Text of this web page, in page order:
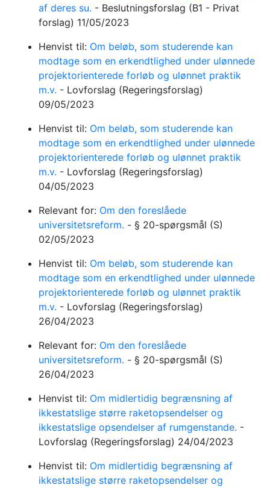
af deres su. - Beslutningsforslag (B1 - Privat
forslag) 11/05/2023
Henvist til: Om beløb, som studerende kan
modtage som en erkendtlighed under ulønnede
projektorienterede forløb og ulønnet praktik
m.v. - Lovforslag (Regeringsforslag)
09/05/2023
Henvist til: Om beløb, som studerende kan
modtage som en erkendtlighed under ulønnede
projektorienterede forløb og ulønnet praktik
m.v. - Lovforslag (Regeringsforslag)
04/05/2023
Relevant for: Om den foreslåede
universitetsreform. - § 20-spørgsmål (S)
02/05/2023
Henvist til: Om beløb, som studerende kan
modtage som en erkendtlighed under ulønnede
projektorienterede forløb og ulønnet praktik
m.v. - Lovforslag (Regeringsforslag)
26/04/2023
Relevant for: Om den foreslåede
universitetsreform. - § 20-spørgsmål (S)
26/04/2023
Henvist til: Om midlertidig begrænsning af
ikkestatslige større raketopsendelser og
ikkestatslige opsendelser af rumgenstande. -
Lovforslag (Regeringsforslag) 24/04/2023
Henvist til: Om midlertidig begrænsning af
ikkestatslige større raketopsendelser og